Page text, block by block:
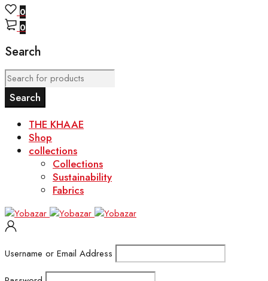
0
0
Search
THE KHAAE
Shop
collections
Collections
Sustainability
Fabrics
Username or Email Address